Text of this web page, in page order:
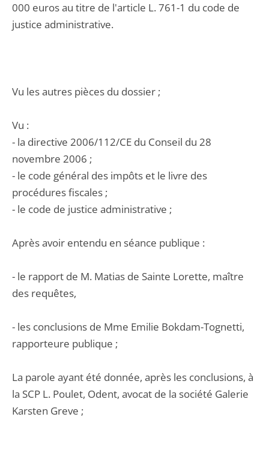
000 euros au titre de l'article L. 761-1 du code de
justice administrative.
Vu les autres pièces du dossier ;
Vu :
- la directive 2006/112/CE du Conseil du 28
novembre 2006 ;
- le code général des impôts et le livre des
procédures fiscales ;
- le code de justice administrative ;
Après avoir entendu en séance publique :
- le rapport de M. Matias de Sainte Lorette, maître
des requêtes,
- les conclusions de Mme Emilie Bokdam-Tognetti,
rapporteure publique ;
La parole ayant été donnée, après les conclusions, à
la SCP L. Poulet, Odent, avocat de la société Galerie
Karsten Greve ;